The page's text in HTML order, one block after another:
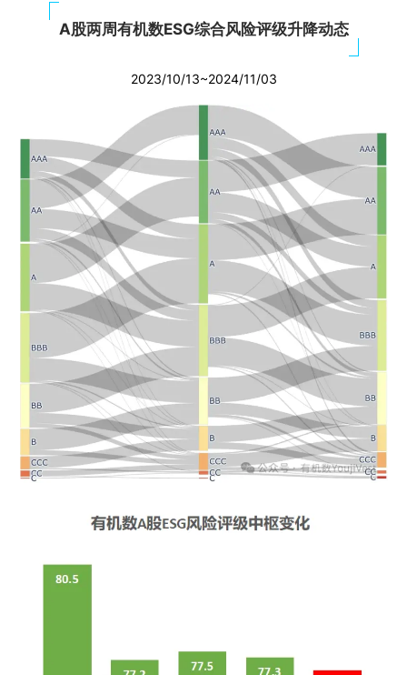
A股两周有机数ESG综合风险评级升降动态
2023/10/13~2024/11/03